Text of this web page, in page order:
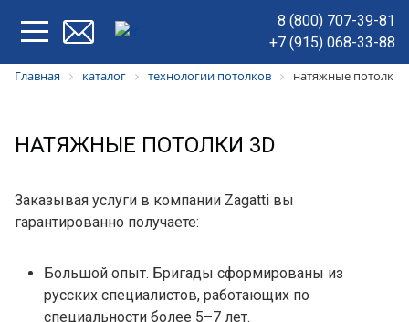
8 (800) 707-39-81
+7 (915) 068-33-88
Главная каталог технологии потолков натяжные потолки
НАТЯЖНЫЕ ПОТОЛКИ 3D
Заказывая услуги в компании Zagatti вы
гарантированно получаете:
Большой опыт. Бригады сформированы из
русских специалистов, работающих по
специальности более 5–7 лет.